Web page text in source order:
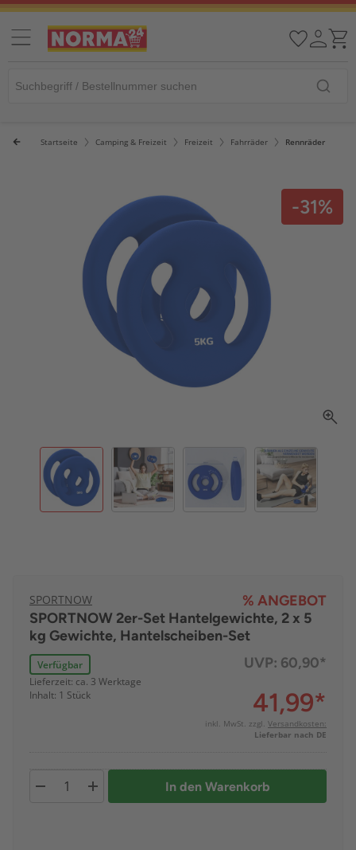
Startseite Camping & Freizeit Freizeit Fahrräder Rennräder
-31%
SPORTNOW
% ANGEBOT
SPORTNOW 2er-Set Hantelgewichte, 2 x 5
kg Gewichte, Hantelscheiben-Set
Verfügbar
Lieferzeit: ca. 3 Werktage
Inhalt: 1 Stück
UVP: 60,90*
41,99*
inkl. MwSt. zzgl. Versandkosten:
Lieferbar nach DE
In den Warenkorb